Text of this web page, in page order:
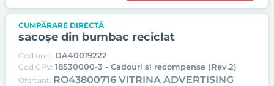
CUMPĂRARE DIRECTĂ
sacoșe din bumbac reciclat
Cod unic: DA40019222
Cod CPV: 18530000-3 - Cadouri si recompense (Rev.2)
Ofertant: RO43800716 VITRINA ADVERTISING